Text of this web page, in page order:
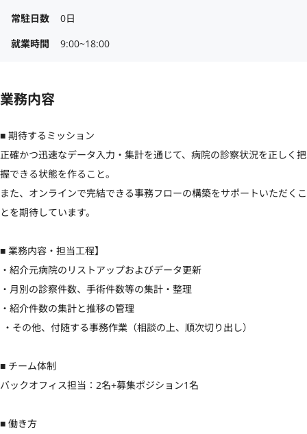
常駐日数
0日
就業時間
9:00~18:00
業務内容
■ 期待するミッション
正確かつ迅速なデータ入力・集計を通じて、病院の診察状況を正しく把
握できる状態を作ること。
また、オンラインで完結できる事務フローの構築をサポートいただくこ
とを期待しています。
■ 業務内容・担当工程】
・紹介元病院のリストアップおよびデータ更新
・月別の診察件数、手術件数等の集計・整理
・紹介件数の集計と推移の管理
■ チーム体制
バックオフィス担当：2名+募集ポジション1名
■ 働き方